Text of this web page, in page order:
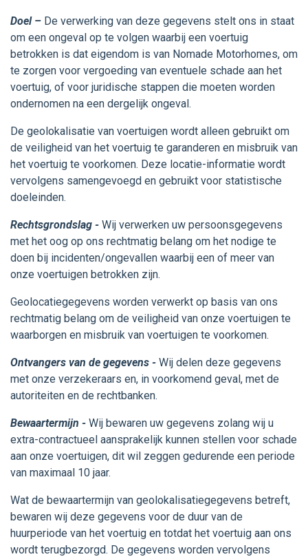
Doel – De verwerking van deze gegevens stelt ons in staat
om een ongeval op te volgen waarbij een voertuig
betrokken is dat eigendom is van Nomade Motorhomes, om
te zorgen voor vergoeding van eventuele schade aan het
voertuig, of voor juridische stappen die moeten worden
ondernomen na een dergelijk ongeval.
De geolokalisatie van voertuigen wordt alleen gebruikt om
de veiligheid van het voertuig te garanderen en misbruik van
het voertuig te voorkomen. Deze locatie-informatie wordt
vervolgens samengevoegd en gebruikt voor statistische
doeleinden.
Rechtsgrondslag - Wij verwerken uw persoonsgegevens
met het oog op ons rechtmatig belang om het nodige te
doen bij incidenten/ongevallen waarbij een of meer van
onze voertuigen betrokken zijn.
Geolocatiegegevens worden verwerkt op basis van ons
rechtmatig belang om de veiligheid van onze voertuigen te
waarborgen en misbruik van voertuigen te voorkomen.
Ontvangers van de gegevens - Wij delen deze gegevens
met onze verzekeraars en, in voorkomend geval, met de
autoriteiten en de rechtbanken.
Bewaartermijn - Wij bewaren uw gegevens zolang wij u
extra-contractueel aansprakelijk kunnen stellen voor schade
aan onze voertuigen, dit wil zeggen gedurende een periode
van maximaal 10 jaar.
Wat de bewaartermijn van geolokalisatiegegevens betreft,
bewaren wij deze gegevens voor de duur van de
huurperiode van het voertuig en totdat het voertuig aan ons
wordt terugbezorgd. De gegevens worden vervolgens